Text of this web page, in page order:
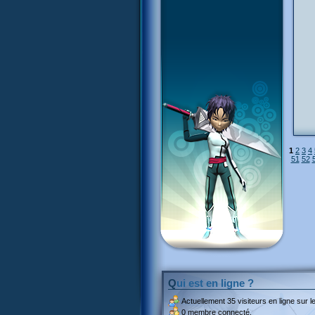
1 2 3 4
51 52
Qui est en ligne ?
Actuellement 35 visiteurs en ligne sur
0 membre connecté.